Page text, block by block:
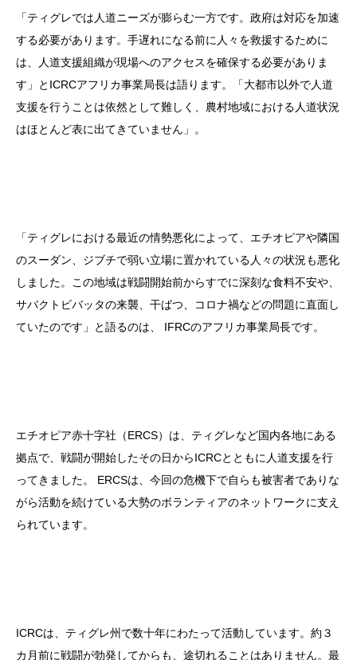
「ティグレでは人道ニーズが膨らむ一方です。政府は対応を加速
する必要があります。手遅れになる前に人々を救援するために
は、人道支援組織が現場へのアクセスを確保する必要がありま
す」とICRCアフリカ事業局長は語ります。「大都市以外で人道
支援を行うことは依然として難しく、農村地域における人道状況
はほとんど表に出てきていません」。
「ティグレにおける最近の情勢悪化によって、エチオピアや隣国
のスーダン、ジブチで弱い立場に置かれている人々の状況も悪化
しました。この地域は戦闘開始前からすでに深刻な食料不安や、
サバクトビバッタの来襲、干ばつ、コロナ禍などの問題に直面し
ていたのです」と語るのは、 IFRCのアフリカ事業局長です。
エチオピア赤十字社（ERCS）は、ティグレなど国内各地にある
拠点で、戦闘が開始したその日からICRCとともに人道支援を行
ってきました。 ERCSは、今回の危機下で自らも被害者でありな
がら活動を続けている大勢のボランティアのネットワークに支え
られています。
ICRCは、ティグレ州で数十年にわたって活動しています。約３
カ月前に戦闘が勃発してからも、途切れることはありません。最